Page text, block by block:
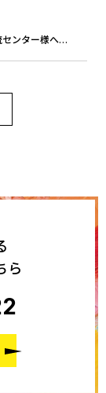
石川県国際交流センター様へ作品の交換に伺いました＃４
ら